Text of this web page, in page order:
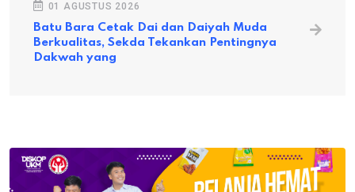
01 AGUSTUS 2026
Batu Bara Cetak Dai dan Daiyah Muda
Berkualitas, Sekda Tekankan Pentingnya
Dakwah yang